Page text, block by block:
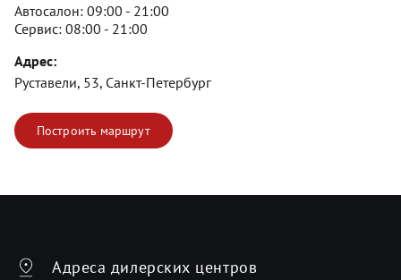
Автосалон: 09:00 - 21:00
Сервис: 08:00 - 21:00
Адрес:
Руставели, 53, Санкт-Петербург
Построить маршрут
Адреса дилерских центров